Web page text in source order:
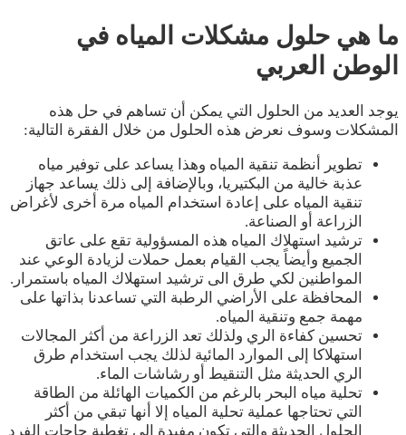
ما هي حلول مشكلات المياه في
الوطن العربي
يوجد العديد من الحلول التي يمكن أن تساهم في حل هذه
المشكلات وسوف نعرض هذه الحلول من خلال الفقرة التالية:
تطوير أنظمة تنقية المياه وهذا يساعد على توفير مياه
عذبة خالية من البكتيريا، وبالإضافة إلى ذلك يساعد جهاز
تنقية المياه على إعادة استخدام المياه مرة أخرى لأغراض
الزراعة أو الصناعة.
ترشيد استهلاك المياه هذه المسؤولية تقع على عاتق
الجميع وأيضاً يجب القيام بعمل حملات لزيادة الوعي عند
المواطنين لكي طرق الى ترشيد استهلاك المياه باستمرار.
المحافظة على الأراضي الرطبة التي تساعدنا بذاتها على
مهمة جمع وتنقية المياه.
تحسين كفاءة الري ولذلك تعد الزراعة من أكثر المجالات
استهلاكا إلى الموارد المائية لذلك يجب استخدام طرق
الري الحديثة مثل التنقيط أو رشاشات الماء.
تحلية مياه البحر بالرغم من الكميات الهائلة من الطاقة
التي تحتاجها عملية تحلية المياه إلا أنها تبقي من أكثر
الحلول الحديثة والتي تكون مفيدة إلى تغطية حاجات الفرد